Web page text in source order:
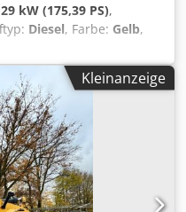
kW (175,39 PS),
Diesel, Farbe: Gelb,
7.162 h,
Diesel
, Ausstattung:
*
* Grabenräumlöffel
Tiefenlöffel 1,00 m +
Klimaanlage,
Diesel, inkl. Mwst.
Kleinanzeige